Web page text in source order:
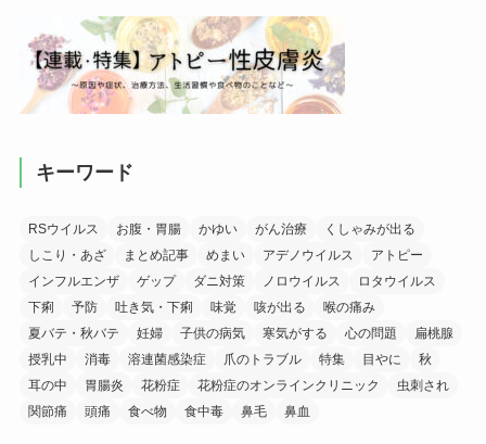
キーワード
RSウイルス お腹・胃腸 かゆい がん治療
くしゃみが出る
しこり・あざ
まとめ記事 めまい アデノウイルス
アトピー
インフルエンザ
ゲップ ダニ対策 ノロウイルス
ロタウイルス
下痢
予防 吐き気・下痢 味覚 咳が出る
喉の痛み
夏バテ・秋バテ
妊婦 子供の病気 寒気がする 心の問題
扁桃腺
授乳中
消毒 溶連菌感染症 爪のトラブル 特集 目やに
秋
耳の中
胃腸炎 花粉症 花粉症のオンラインクリニック
虫刺され
関節痛
頭痛 食べ物 食中毒 鼻毛 鼻血